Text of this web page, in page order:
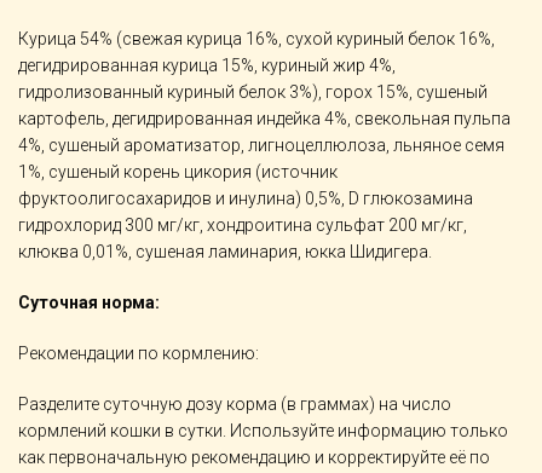
Курица 54% (свежая курица 16%, сухой куриный белок 16%,
дегидрированная курица 15%, куриный жир 4%,
гидролизованный куриный белок 3%), горох 15%, сушеный
картофель, дегидрированная индейка 4%, свекольная пульпа
4%, сушеный ароматизатор, лигноцеллюлоза, льняное семя
1%, сушеный корень цикория (источник
фруктоолигосахаридов и инулина) 0,5%, D глюкозаминa
гидрохлорид 300 мг/кг, хондроитинa сульфат 200 мг/кг,
клюква 0,01%, сушеная ламинария, юкка Шидигера.
Суточная норма:
Рекомендации по кормлению:
Разделите суточную дозу корма (в граммах) на число
кормлений кошки в сутки. Используйте информацию только
как первоначальную рекомендацию и корректируйте её по